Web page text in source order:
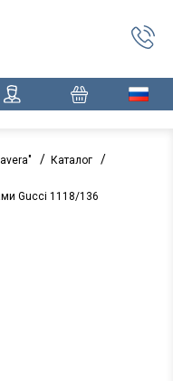
/ Каталог /
Gucci 1118/136